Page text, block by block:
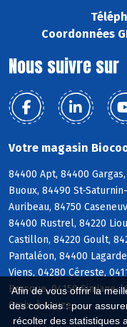
Afin de vous offrir la
des cookies : pour
récolter des statistiques
Coordonnées
Nous suivre sur
Votre magasin
84400 Apt, 84400
Buoux, 84490 St-
Auribeau, 84750
84400 Rustrel, 84220
Castillon, 84220 Goult,
Pantaléon, 84400
Viens, 04280 Céreste,
Brasque, 04150
Croix-à-Lauze